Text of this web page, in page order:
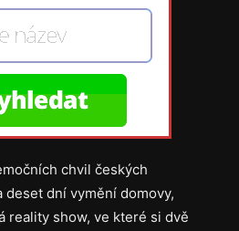
chvil českých
dní vymění domovy,
reality show, ve které si dvě